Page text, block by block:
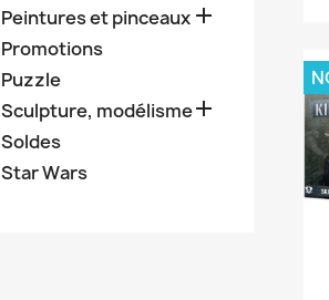
Peintures et pinceaux 
Promotions
Puzzle
Sculpture, modélisme
Soldes
Star Wars